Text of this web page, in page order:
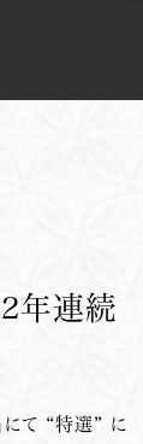
2年連続
にて “特選” に